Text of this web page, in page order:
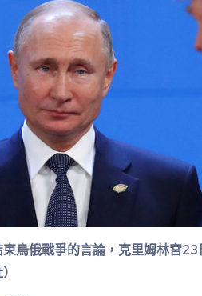
烏俄戰爭的言論，克里姆林宮